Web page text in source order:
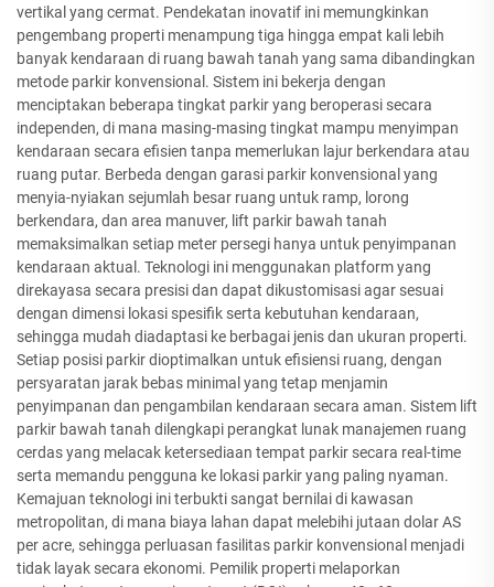
vertikal yang cermat. Pendekatan inovatif ini memungkinkan
pengembang properti menampung tiga hingga empat kali lebih
banyak kendaraan di ruang bawah tanah yang sama dibandingkan
metode parkir konvensional. Sistem ini bekerja dengan
menciptakan beberapa tingkat parkir yang beroperasi secara
independen, di mana masing-masing tingkat mampu menyimpan
kendaraan secara efisien tanpa memerlukan lajur berkendara atau
ruang putar. Berbeda dengan garasi parkir konvensional yang
menyia-nyiakan sejumlah besar ruang untuk ramp, lorong
berkendara, dan area manuver, lift parkir bawah tanah
memaksimalkan setiap meter persegi hanya untuk penyimpanan
kendaraan aktual. Teknologi ini menggunakan platform yang
direkayasa secara presisi dan dapat dikustomisasi agar sesuai
dengan dimensi lokasi spesifik serta kebutuhan kendaraan,
sehingga mudah diadaptasi ke berbagai jenis dan ukuran properti.
Setiap posisi parkir dioptimalkan untuk efisiensi ruang, dengan
persyaratan jarak bebas minimal yang tetap menjamin
penyimpanan dan pengambilan kendaraan secara aman. Sistem lift
parkir bawah tanah dilengkapi perangkat lunak manajemen ruang
cerdas yang melacak ketersediaan tempat parkir secara real-time
serta memandu pengguna ke lokasi parkir yang paling nyaman.
Kemajuan teknologi ini terbukti sangat bernilai di kawasan
metropolitan, di mana biaya lahan dapat melebihi jutaan dolar AS
per acre, sehingga perluasan fasilitas parkir konvensional menjadi
tidak layak secara ekonomi. Pemilik properti melaporkan